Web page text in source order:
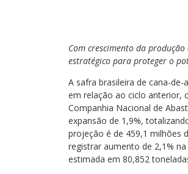
Com crescimento da
estratégico para proteger o
A safra brasileira de cana-
em relação ao ciclo anterior,
Companhia Nacional de
expansão de 1,9%,
projeção é de 459,1 milhões
registrar aumento de 2,1%
estimada em 80,852